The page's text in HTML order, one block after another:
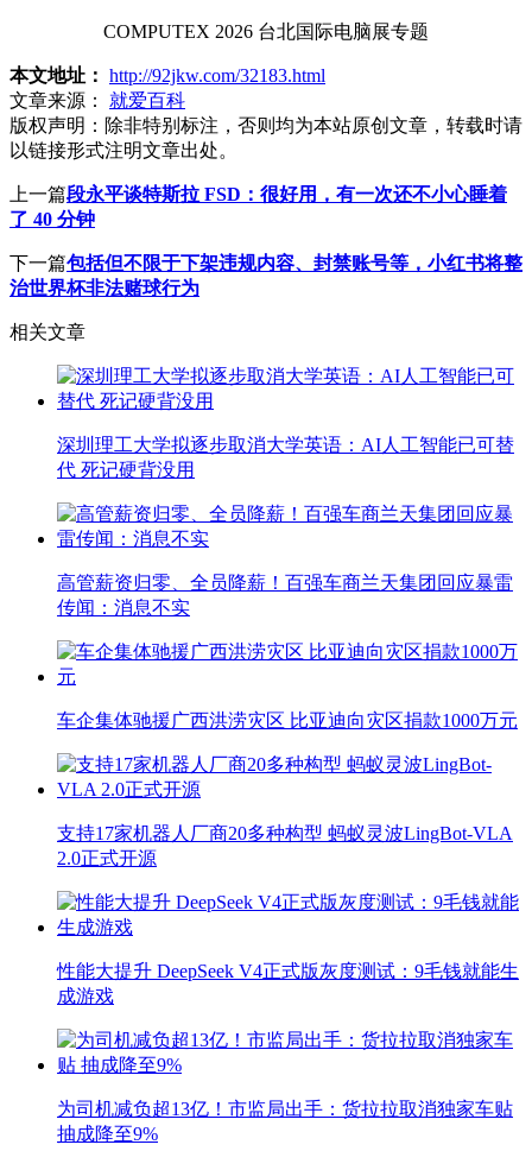
COMPUTEX 2026 台北国际电脑展专题
本文地址： http://92jkw.com/32183.html
文章来源：
就爱百科
版权声明： 除非特别标注，否则均为本站原创文章，转载时请
以链接形式注明文章出处。
上一篇段永平谈特斯拉 FSD：很好用，有一次还不小心睡着
了 40 分钟
下一篇包括但不限于下架违规内容、封禁账号等，小红书将整
治世界杯非法赌球行为
相关文章
深圳理工大学拟逐步取消大学英语：AI人工智能已可替
代 死记硬背没用
高管薪资归零、全员降薪！百强车商兰天集团回应暴雷
传闻：消息不实
车企集体驰援广西洪涝灾区 比亚迪向灾区捐款1000万元
支持17家机器人厂商20多种构型 蚂蚁灵波LingBot-VLA
2.0正式开源
性能大提升 DeepSeek V4正式版灰度测试：9毛钱就能生
成游戏
为司机减负超13亿！市监局出手：货拉拉取消独家车贴
抽成降至9%